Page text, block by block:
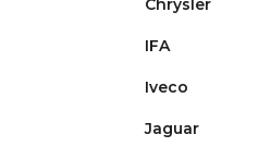
Chrysler
IFA
Iveco
Jaguar